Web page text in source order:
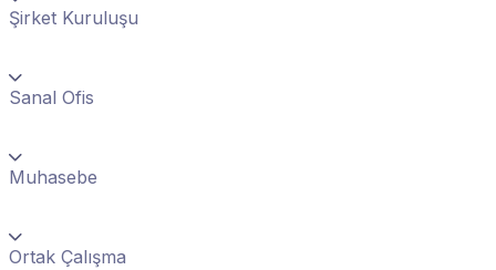
Şirket Kuruluşu
Sanal Ofis
Muhasebe
Ortak Çalışma